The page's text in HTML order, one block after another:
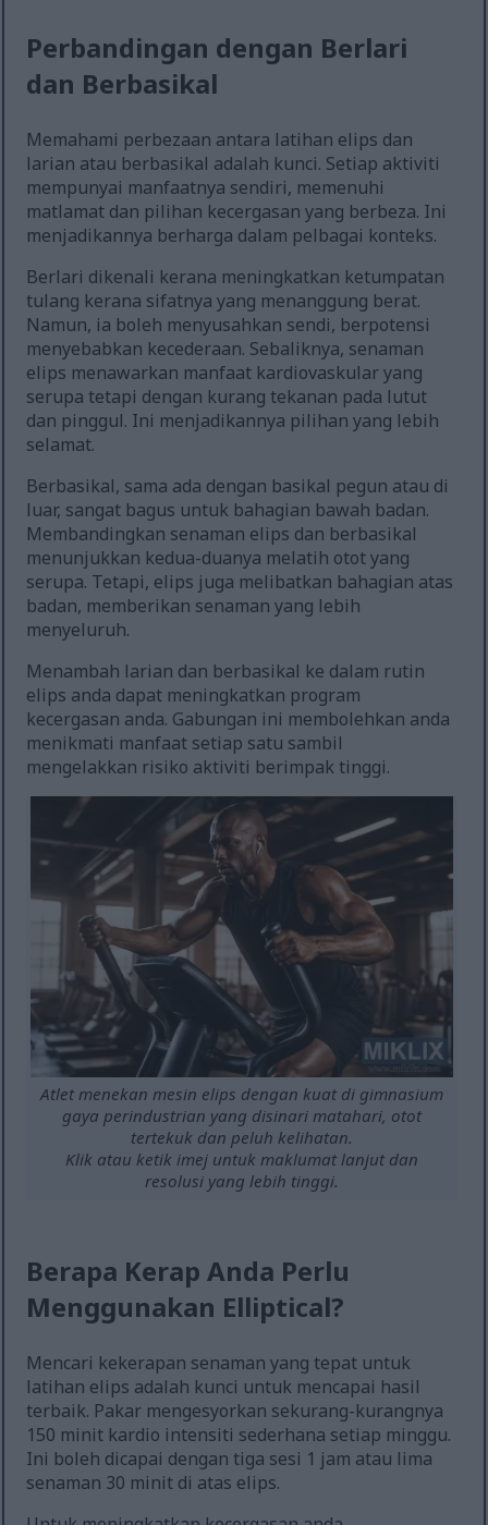
Perbandingan dengan Berlari
dan Berbasikal
Memahami perbezaan antara latihan elips dan
larian atau berbasikal adalah kunci. Setiap aktiviti
mempunyai manfaatnya sendiri, memenuhi
matlamat dan pilihan kecergasan yang berbeza. Ini
menjadikannya berharga dalam pelbagai konteks.
Berlari dikenali kerana meningkatkan ketumpatan
tulang kerana sifatnya yang menanggung berat.
Namun, ia boleh menyusahkan sendi, berpotensi
menyebabkan kecederaan. Sebaliknya, senaman
elips menawarkan manfaat kardiovaskular yang
serupa tetapi dengan kurang tekanan pada lutut
dan pinggul. Ini menjadikannya pilihan yang lebih
selamat.
Berbasikal, sama ada dengan basikal pegun atau di
luar, sangat bagus untuk bahagian bawah badan.
Membandingkan senaman elips dan berbasikal
menunjukkan kedua-duanya melatih otot yang
serupa. Tetapi, elips juga melibatkan bahagian atas
badan, memberikan senaman yang lebih
menyeluruh.
Menambah larian dan berbasikal ke dalam rutin
elips anda dapat meningkatkan program
kecergasan anda. Gabungan ini membolehkan anda
menikmati manfaat setiap satu sambil
mengelakkan risiko aktiviti berimpak tinggi.
Atlet menekan mesin elips dengan kuat di gimnasium
gaya perindustrian yang disinari matahari, otot
tertekuk dan peluh kelihatan.
Klik atau ketik imej untuk maklumat lanjut dan
resolusi yang lebih tinggi.
Berapa Kerap Anda Perlu
Menggunakan Elliptical?
Mencari kekerapan senaman yang tepat untuk
latihan elips adalah kunci untuk mencapai hasil
terbaik. Pakar mengesyorkan sekurang-kurangnya
150 minit kardio intensiti sederhana setiap minggu.
Ini boleh dicapai dengan tiga sesi 1 jam atau lima
senaman 30 minit di atas elips.